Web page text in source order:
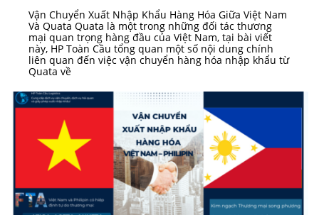
Vận Chuyển Xuất Nhập Khẩu Hàng Hóa Giữa Việt Nam
Và Quata Quata là một trong những đối tác thương
mại quan trọng hàng đầu của Việt Nam, tại bài viết
này, HP Toàn Cầu tổng quan một số nội dung chính
liên quan đến việc vận chuyển hàng hóa nhập khẩu từ
Quata về